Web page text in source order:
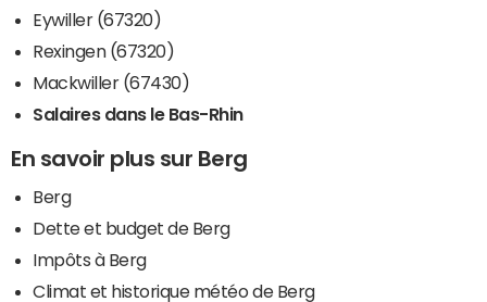
Eywiller (67320)
Rexingen (67320)
Mackwiller (67430)
Salaires dans le Bas-Rhin
En savoir plus sur Berg
Berg
Dette et budget de Berg
Impôts à Berg
Climat et historique météo de Berg